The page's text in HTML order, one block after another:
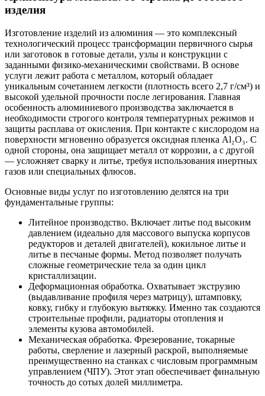
изделия
Изготовление изделий из алюминия — это комплексный
технологический процесс трансформации первичного сырья
или заготовок в готовые детали, узлы и конструкции с
заданными физико-механическими свойствами. В основе
услуги лежит работа с металлом, который обладает
уникальным сочетанием легкости (плотность всего 2,7 г/см³) и
высокой удельной прочности после легирования. Главная
особенность алюминиевого производства заключается в
необходимости строгого контроля температурных режимов и
защиты расплава от окисления. При контакте с кислородом на
поверхности мгновенно образуется оксидная пленка Al₂O₃. С
одной стороны, она защищает металл от коррозии, а с другой
— усложняет сварку и литье, требуя использования инертных
газов или специальных флюсов.
Основные виды услуг по изготовлению делятся на три
фундаментальные группы:
Литейное производство. Включает литье под высоким
давлением (идеально для массового выпуска корпусов
редукторов и деталей двигателей), кокильное литье и
литье в песчаные формы. Метод позволяет получать
сложные геометрические тела за один цикл
кристаллизации.
Деформационная обработка. Охватывает экструзию
(выдавливание профиля через матрицу), штамповку,
ковку, гибку и глубокую вытяжку. Именно так создаются
строительные профили, радиаторы отопления и
элементы кузова автомобилей.
Механическая обработка. Фрезерование, токарные
работы, сверление и лазерный раскрой, выполняемые
преимущественно на станках с числовым программным
управлением (ЧПУ). Этот этап обеспечивает финальную
точность до сотых долей миллиметра.